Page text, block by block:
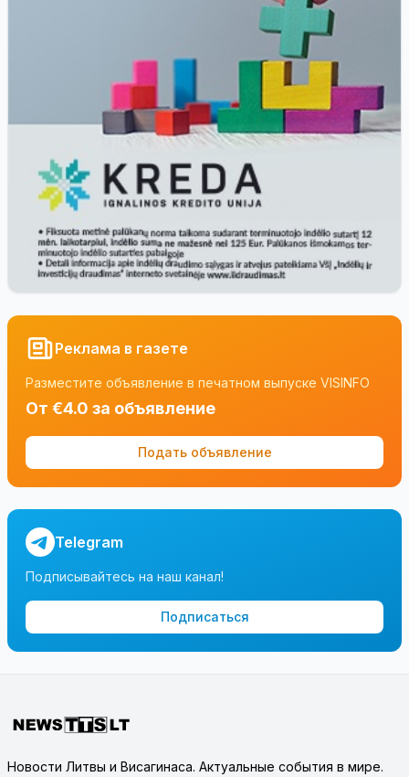
Реклама в газете
Разместите объявление в печатном выпуске VISINFO
От €4.0 за объявление
Подать объявление
Telegram
Подписывайтесь на наш канал!
Подписаться
Новости Литвы и Висагинаса. Актуальные события в мире.